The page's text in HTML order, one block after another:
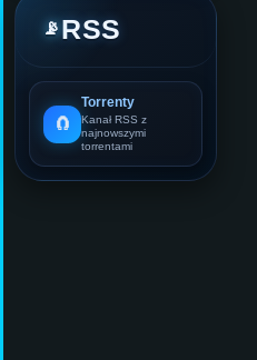
📡RSS
🧲
Torrenty
Kanał RSS z
najnowszymi
torrentami